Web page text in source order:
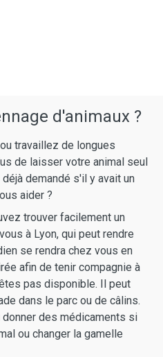
d'animaux ?
travaillez de longues
de laisser votre animal seul
demandé s'il y avait un
aider ?
trouver facilement un
à Lyon, qui peut rendre
se rendra chez vous en
afin de tenir compagnie à
pas disponible. Il peut
dans le parc ou de câlins.
des médicaments si
ou changer la gamelle